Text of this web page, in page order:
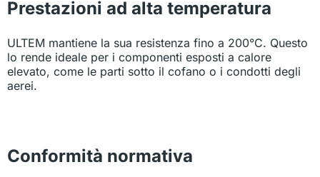
Prestazioni ad alta temperatura
ULTEM mantiene la sua resistenza fino a 200°C. Questo
lo rende ideale per i componenti esposti a calore
elevato, come le parti sotto il cofano o i condotti degli
aerei.
Conformità normativa